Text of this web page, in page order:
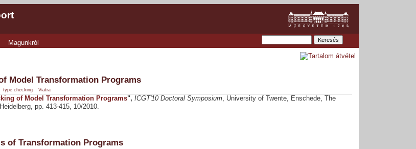
Magunkról
Model Transformation Programs
type checking Viatra
of Model Transformation Programs", ICGT'10 Doctoral Symposium, University of Twente, Enschede, The
pp. 413-415, 10/2010.
of Transformation Programs